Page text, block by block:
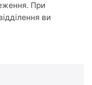
При
ви